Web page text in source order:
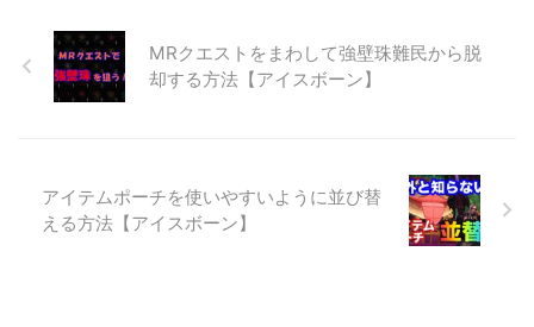
MRクエストをまわして強壁珠難民から脱
却する方法【アイスボーン】
アイテムポーチを使いやすいように並び替
える方法【アイスボーン】